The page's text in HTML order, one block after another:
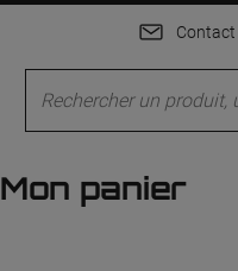
Contact
Mon panier